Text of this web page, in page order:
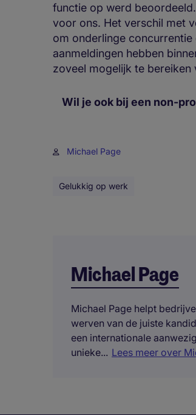
functie op werd
voor ons. Het verschil met
om onderlinge
aanmeldingen hebben
zoveel mogelijk te
Wil je ook bij een non-
Michael Page
Gelukkig op werk
Michael Page
Michael Page helpt
werven van de juiste
een internationale
unieke... Lees meer over